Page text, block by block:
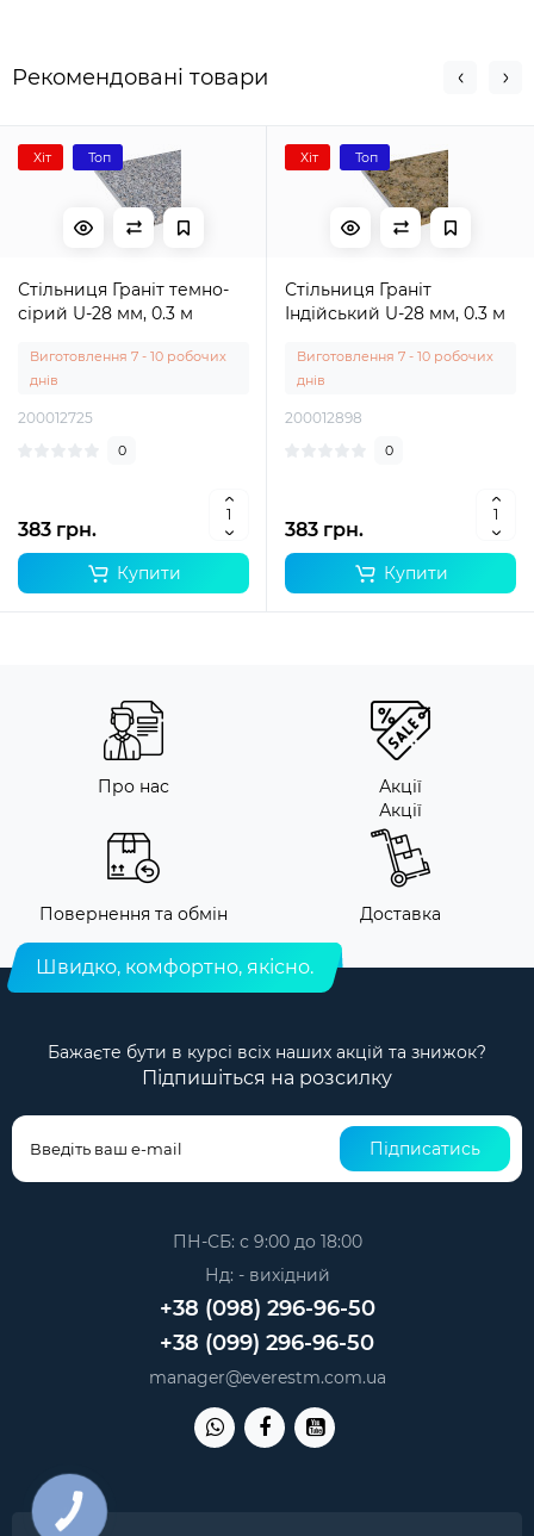
Рекомендовані товари
Хіт Топ
Стільниця Граніт темно-
сірий U-28 мм, 0.3 м
Виготовлення 7 - 10 робочих
днів
200012725
0
383 грн.
Купити
Хіт Топ
Стільниця Граніт
Індійський U-28 мм, 0.3 м
Виготовлення 7 - 10 робочих
днів
200012898
0
383 грн.
Купити
Про нас
Акції
Акції
Повернення та обмін Доставка
Швидко, комфортно, якісно.
Бажаєте бути в курсі всіх наших акцій та знижок?
Підпишіться на розсилку
Підписатись
ПН-СБ: с 9:00 до 18:00
Нд: - вихідний
+38 (098) 296-96-50
+38 (099) 296-96-50
manager@everestm.com.ua
КНОПКА
ЗВ'ЯЗКУ